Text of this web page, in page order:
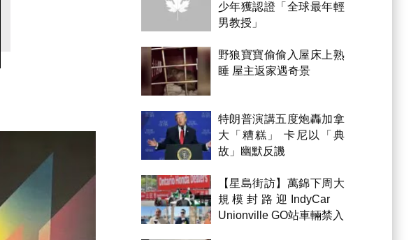
少年獲認證「全球最年輕
男教授」
野狼寶寶偷偷入屋床上熟
睡 屋主返家遇奇景
特朗普演講五度炮轟加拿
大「糟糕」 卡尼以「典
故」幽默反譏
【星島街訪】萬錦下周大
規模封路迎IndyCar
Unionville GO站車輛禁入